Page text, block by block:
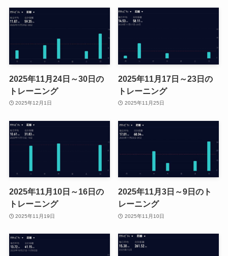
2025年11月24日～30日の
トレーニング
2025年12月1日
2025年11月17日～23日の
トレーニング
2025年11月25日
2025年11月10日～16日の
トレーニング
2025年11月19日
2025年11月3日～9日のト
レーニング
2025年11月10日